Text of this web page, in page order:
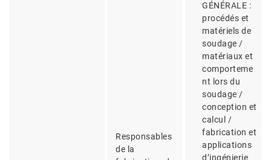
Responsables
de la
GÉNÉRALE :
procédés et
matériels de
soudage /
matériaux et
comporteme
nt lors du
soudage /
conception et
calcul /
fabrication et
applications
d’ingénierie